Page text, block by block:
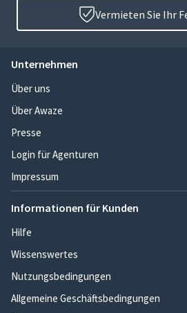
Vermieten Sie Ihr
Unternehmen
Über uns
Über Awaze
Presse
Login für Agenturen
Impressum
Informationen für Kunden
Hilfe
Wissenswertes
Nutzungsbedingungen
Allgemeine Geschäftsbedingungen